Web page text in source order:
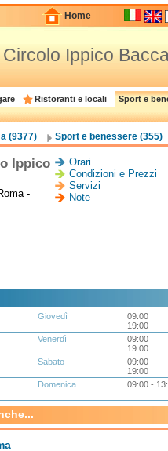
Home
Ippico
Ristoranti e locali Sport e
(9377) Sport e benessere (355)
Ippico
Orari
Condizioni e Prezzi
Servizi
Note
-
Giovedì
09:00
19:00
Venerdì
09:00
19:00
Sabato
09:00
19:00
Domenica
09:00 -